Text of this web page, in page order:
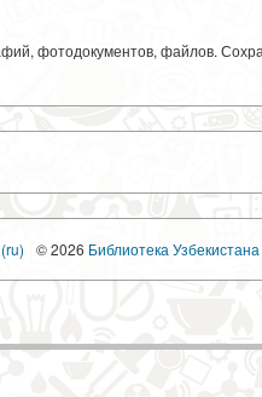
фотодокументов, файлов.
© 2026 Библиотека Узбекистана